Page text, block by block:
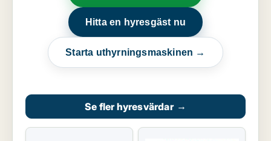
Hitta en hyresgäst nu
Starta uthyrningsmaskinen →
Se fler hyresvärdar →